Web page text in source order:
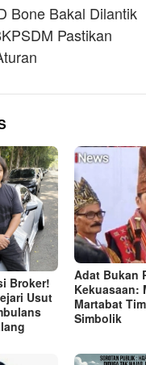
Bone Bakal Dilantik
Pastikan
Broker!
Usut
Adat Bukan
Kekuasaan:
Martabat
Simbolik